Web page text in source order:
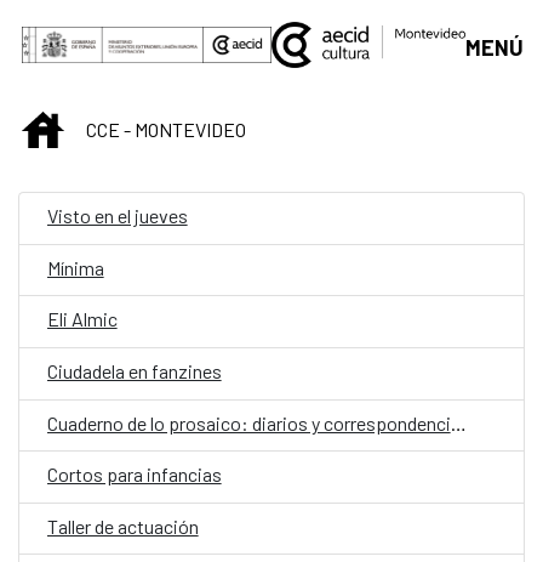
Saltar al contenido principal
MENÚ
INICIOCCE - MONTEVIDEO
Visto en el jueves
Mínima
Eli Almic
Ciudadela en fanzines
Cortos para infancias
Taller de actuación